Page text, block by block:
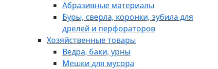
Абразивные материалы
Буры, сверла, коронки, зубила для
дрелей и перфораторов
Хозяйственные товары
Ведра, баки, урны
Мешки для мусора